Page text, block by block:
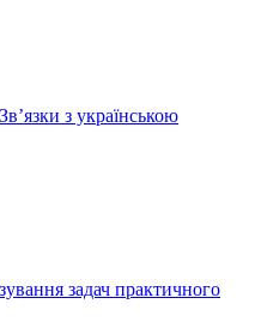
з українською
задач практичного